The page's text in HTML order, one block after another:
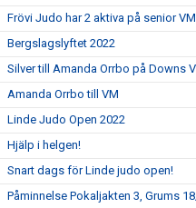
Frövi Judo har 2 aktiva på senior
Bergslagslyftet 2022
Silver till Amanda Orrbo på Downs
Amanda Orrbo till VM
Linde Judo Open 2022
Hjälp i helgen!
Snart dags för Linde judo open!
Påminnelse Pokaljakten 3, Grums